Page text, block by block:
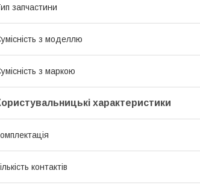
запчастини
з моделлю
з маркою
характеристики
контактів